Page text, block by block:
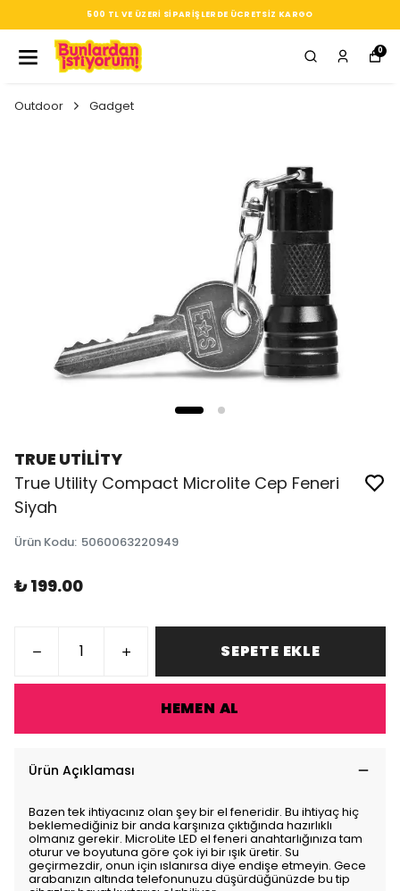
SEÇTIĞIN HER ÜRÜN, TARZINA DAIR KÜÇÜK BIR IMZA
0
Outdoor Gadget
TRUE UTİLİTY
True Utility Compact Microlite Cep Feneri
Siyah
Ürün Kodu: 5060063220949
₺ 199.00
SEPETE EKLE
HEMEN AL
Ürün Açıklaması
Bazen tek ihtiyacınız olan şey bir el feneridir. Bu ihtiyaç hiç
beklemediğiniz bir anda karşınıza çıktığında hazırlıklı
olmanız gerekir. MicroLite LED el feneri anahtarlığınıza tam
oturur ve boyutuna göre çok iyi bir ışık üretir. Su
geçirmezdir, onun için ıslanırsa diye endişe etmeyin. Gece
arabanızın altında telefonunuzu düşürdüğünüzde bu tip